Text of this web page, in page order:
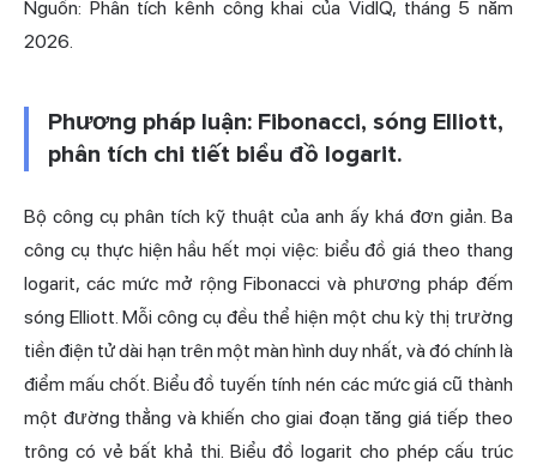
Nguồn: Phân tích kênh công khai của VidIQ, tháng 5 năm
2026.
Phương pháp luận: Fibonacci, sóng Elliott,
phân tích chi tiết biểu đồ logarit.
Bộ công cụ phân tích kỹ thuật của anh ấy khá đơn giản. Ba
công cụ thực hiện hầu hết mọi việc: biểu đồ giá theo thang
logarit, các mức mở rộng Fibonacci và phương pháp đếm
sóng Elliott. Mỗi công cụ đều thể hiện một chu kỳ thị trường
tiền điện tử dài hạn trên một màn hình duy nhất, và đó chính là
điểm mấu chốt. Biểu đồ tuyến tính nén các mức giá cũ thành
một đường thẳng và khiến cho giai đoạn tăng giá tiếp theo
trông có vẻ bất khả thi. Biểu đồ logarit cho phép cấu trúc